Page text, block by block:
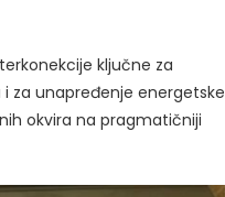
ključne za
za unapređenje energetske
okvira na pragmatičniji